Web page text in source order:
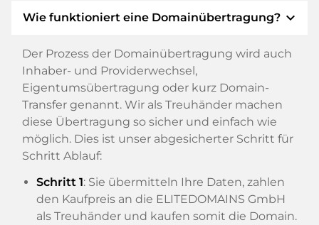
Wie funktioniert eine Domainübertragung? expand_more
Der Prozess der Domainübertragung wird auch
Inhaber- und Providerwechsel,
Eigentumsübertragung oder kurz Domain-
Transfer genannt. Wir als Treuhänder machen
diese Übertragung so sicher und einfach wie
möglich. Dies ist unser abgesicherter Schritt für
Schritt Ablauf:
Schritt 1: Sie übermitteln Ihre Daten, zahlen
den Kaufpreis an die ELITEDOMAINS GmbH
als Treuhänder und kaufen somit die Domain.